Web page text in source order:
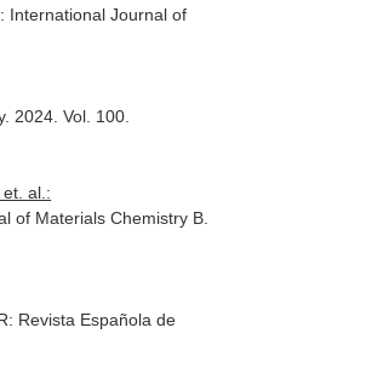
International Journal of
. 2024. Vol. 100.
al.:
of Materials Chemistry B
Revista Española de